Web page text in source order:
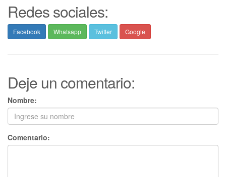
Redes sociales:
Facebook Whatsapp Twitter Google
Deje un comentario:
Nombre:
Comentario: